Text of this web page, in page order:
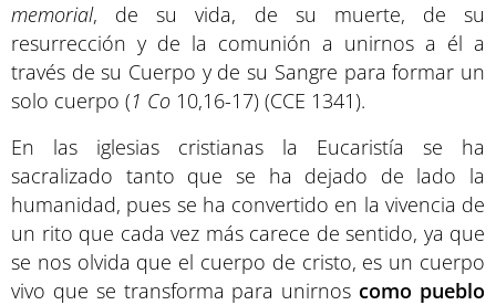
memorial, de su vida, de su muerte, de su
resurrección y de la comunión a unirnos a él a
través de su Cuerpo y de su Sangre para formar un
solo cuerpo (1 Co 10,16-17) (CCE 1341).
En las iglesias cristianas la Eucaristía se ha
sacralizado tanto que se ha dejado de lado la
humanidad, pues se ha convertido en la vivencia de
un rito que cada vez más carece de sentido, ya que
se nos olvida que el cuerpo de cristo, es un cuerpo
vivo que se transforma para unirnos como pueblo